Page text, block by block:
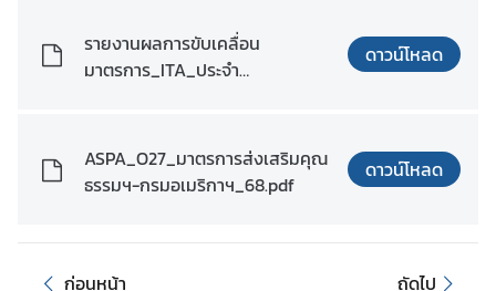
ร
ร
ะ
รายงานผลการขับเคลื่อน
มาตรการ_ITA_ประจำ
ดาวน์โหลด
ASPA_O27_มาตรการส่งเสริมคุณ
ธรรมฯ-กรมอเมริกาฯ_68.pdf
ดาวน์โหลด
ก่อนหน้า ถัดไป